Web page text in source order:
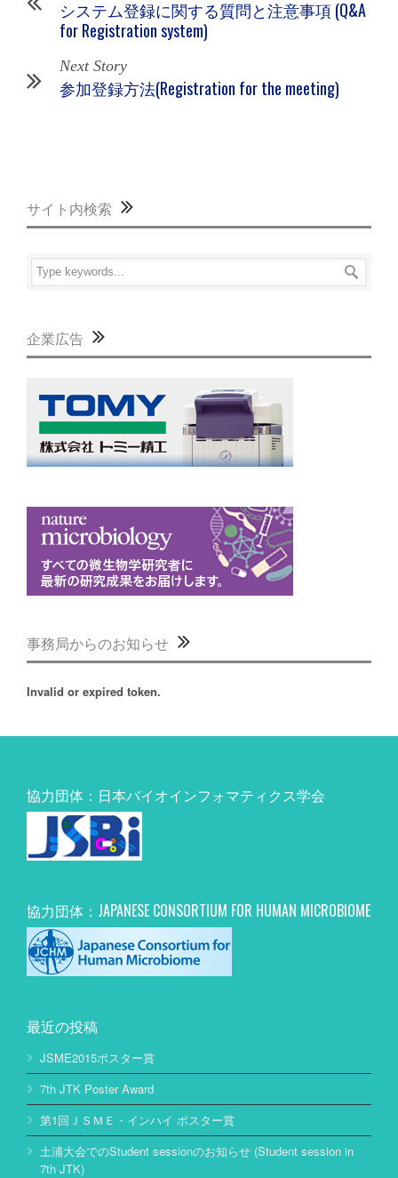
システム登録に関する質問と注意事項 (Q&A
for Registration system)
Next Story
参加登録方法(Registration for the meeting)
サイト内検索
企業広告
事務局からのお知らせ
Invalid or expired token.
協力団体：日本バイオインフォマティクス学会
協力団体：JAPANESE CONSORTIUM FOR HUMAN MICROBIOME
最近の投稿
JSME2015ポスター賞
7th JTK Poster Award
第1回ＪＳＭＥ・インハイ ポスター賞
土浦大会でのStudent sessionのお知らせ (Student session in
7th JTK)